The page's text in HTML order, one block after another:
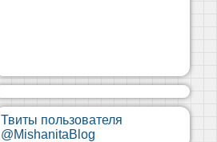
Твиты пользователя
@MishanitaBlog